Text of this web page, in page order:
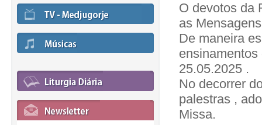
O devotos da
as
De maneira
25.05.2025 .
No decorrer
palestras ,
Missa.